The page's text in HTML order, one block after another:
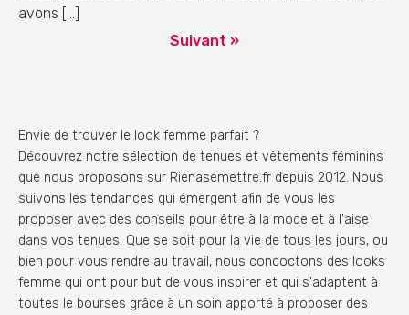
avons […]
Suivant »
Envie de trouver le look femme parfait ?
Découvrez notre sélection de tenues et vêtements féminins
que nous proposons sur Rienasemettre.fr depuis 2012. Nous
suivons les tendances qui émergent afin de vous les
proposer avec des conseils pour être à la mode et à l'aise
dans vos tenues. Que se soit pour la vie de tous les jours, ou
bien pour vous rendre au travail, nous concoctons des looks
femme qui ont pour but de vous inspirer et qui s'adaptent à
toutes le bourses grâce à un soin apporté à proposer des